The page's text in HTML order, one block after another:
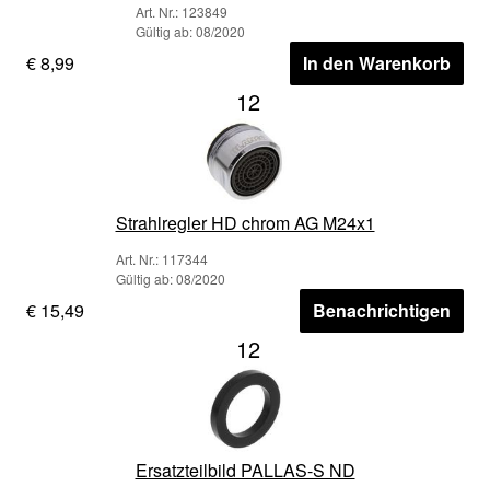
Art. Nr.: 123849
Gültig ab: 08/2020
€ 8,99 In den Warenkorb
12
Strahlregler HD chrom AG M24x1
Art. Nr.: 117344
Gültig ab: 08/2020
€ 15,49 Benachrichtigen
12
Ersatzteilbild PALLAS-S ND